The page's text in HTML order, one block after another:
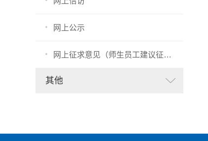
网上公示
网上征求意见（师生员工建议征集）
其他